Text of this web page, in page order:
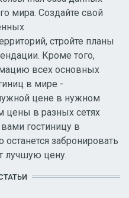
мира. Создайте свой
стройте планы
Кроме того,
всех основных
в мире -
цене в нужном
цены в разных сетях
гостиницу в
забронировать
лучшую цену.